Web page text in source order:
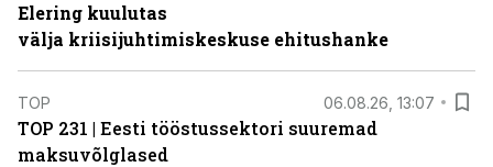
Elering kuulutas
välja kriisijuhtimiskeskuse ehitushanke
TOP 06.08.26, 13:07
TOP 231 | Eesti tööstussektori suuremad
maksuvõlglased